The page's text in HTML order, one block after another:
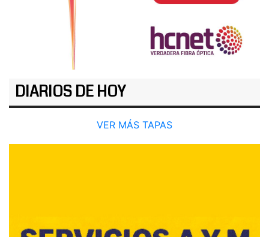
DIARIOS DE HOY
VER MÁS TAPAS